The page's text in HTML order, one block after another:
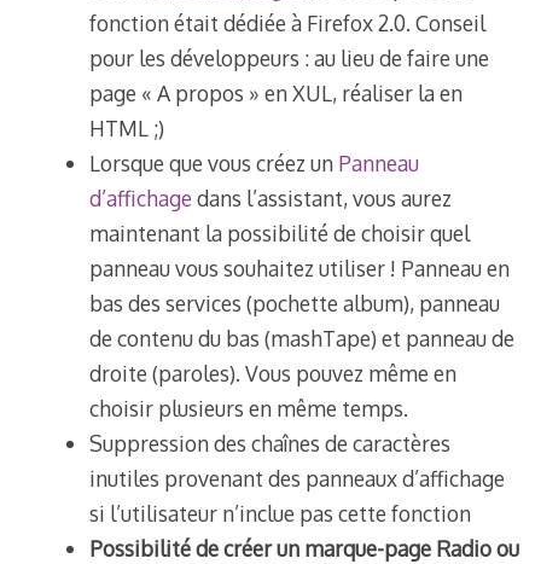
fonction était dédiée à Firefox 2.0. Conseil
pour les développeurs : au lieu de faire une
page « A propos » en XUL, réaliser la en
HTML ;)
Lorsque que vous créez un Panneau
d’affichage dans l’assistant, vous aurez
maintenant la possibilité de choisir quel
panneau vous souhaitez utiliser ! Panneau en
bas des services (pochette album), panneau
de contenu du bas (mashTape) et panneau de
droite (paroles). Vous pouvez même en
choisir plusieurs en même temps.
Suppression des chaînes de caractères
inutiles provenant des panneaux d’affichage
si l’utilisateur n’inclue pas cette fonction
Possibilité de créer un marque-page Radio ou